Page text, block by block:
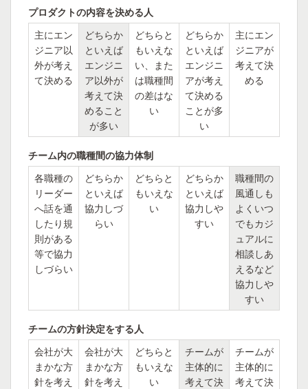
プロダクトの内容を決める人
主にエン
ジニア以
外が考え
て決める
どちらか
といえば
エンジニ
ア以外が
考えて決
めること
が多い
どちらと
もいえな
い、また
は職種間
の差はな
い
どちらか
といえば
エンジニ
アが考え
て決める
ことが多
い
主にエン
ジニアが
考えて決
める
チーム内の職種間の協力体制
各職種の
リーダー
へ話を通
したり規
則がある
等で協力
しづらい
どちらか
といえば
協力しづ
らい
どちらと
もいえな
い
どちらか
といえば
協力しや
すい
職種間の
風通しも
よくいつ
でもカジ
ュアルに
相談しあ
えるなど
協力しや
すい
チームの方針決定をする人
会社が大
まかな方
針を考え
会社が大
まかな方
針を考え
どちらと
もいえな
い
チームが
主体的に
考えて決
チームが
主体的に
考えて決